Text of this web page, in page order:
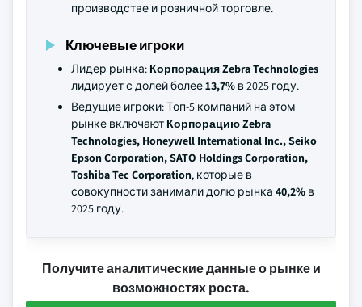
производстве и розничной торговле.
Ключевые игроки
Лидер рынка: Корпорация Zebra Technologies
лидирует с долей более13,7% в 2025 году.
Ведущие игроки: Топ-5 компаний на этом
рынке включают Корпорацию Zebra
Technologies, Honeywell International Inc., Seiko
Epson Corporation, SATO Holdings Corporation,
Toshiba Tec Corporation, которые в
совокупности занимали долю рынка 40,2% в
2025 году.
Получите аналитические данные о рынке и
возможностях роста.